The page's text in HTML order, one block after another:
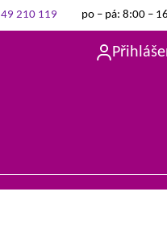
210 119 po – pá: 8:00 –